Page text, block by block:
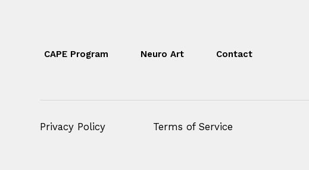
CAPE Program Neuro Art Contact
Privacy Policy Terms of Service